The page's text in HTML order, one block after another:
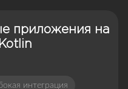
приложения на
интеграция